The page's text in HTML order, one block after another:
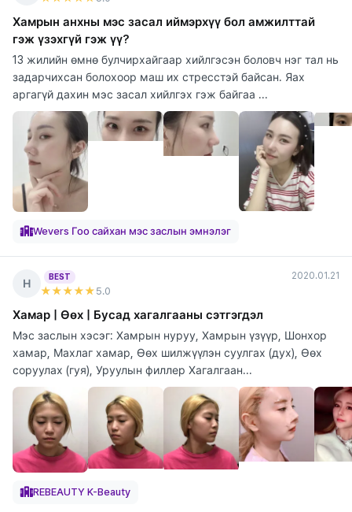
Хамрын анхны мэс засал иймэрхүү бол амжилттай
гэж үзэхгүй гэж үү?
13 жилийн өмнө булчирхайгаар хийлгэсэн боловч нэг тал нь
задарчихсан болохоор маш их стресстэй байсан. Яах
аргагүй дахин мэс засал хийлгэх гэж байгаа ...
Wevers Гоо сайхан мэс заслын эмнэлэг
Н
BEST
★★★★★ 5.0
2020.01.21
Хамар | Өөх | Бусад хагалгааны сэтгэгдэл
Мэс заслын хэсэг: Хамрын нуруу, Хамрын үзүүр, Шонхор
хамар, Махлаг хамар, Өөх шилжүүлэн суулгах (дух), Өөх
соруулах (гуя), Уруулын филлер Хагалгаан...
REBEAUTY K-Beauty